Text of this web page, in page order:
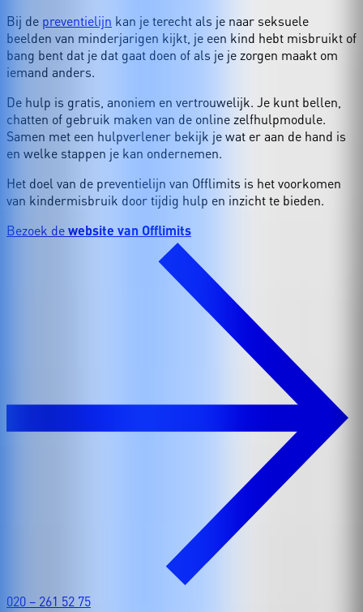
Bij de preventielijn kan je terecht als je naar seksuele
beelden van minderjarigen kijkt, je een kind hebt misbruikt of
bang bent dat je dat gaat doen of als je je zorgen maakt om
iemand anders.
De hulp is gratis, anoniem en vertrouwelijk. Je kunt bellen,
chatten of gebruik maken van de online zelfhulpmodule.
Samen met een hulpverlener bekijk je wat er aan de hand is
en welke stappen je kan ondernemen.
Het doel van de preventielijn van Offlimits is het voorkomen
van kindermisbruik door tijdig hulp en inzicht te bieden.
Bezoek dewebsite van Offlimits
020 – 261 52 75